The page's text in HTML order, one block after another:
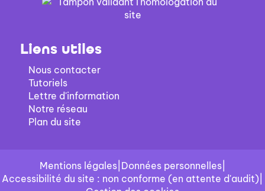
Liens utiles
Nous contacter
Tutoriels
Lettre d'information
Notre réseau
Plan du site
Mentions légales| Données personnelles|
Accessibilité du site : non conforme (en attente d'audit)